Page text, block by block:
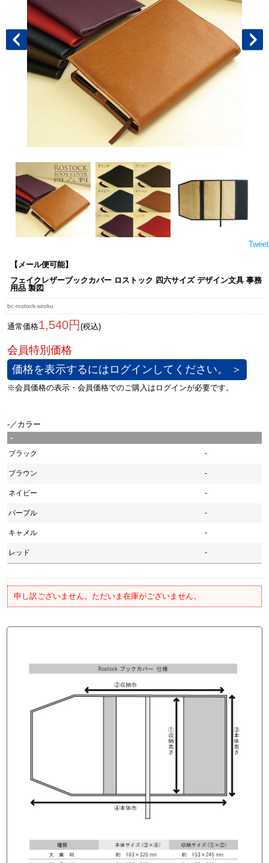
Tweet
【メール便可能】
フェイクレザーブックカバー ロストック 四六サイズ デザイン文具 事務
用品 製図
bc-rostock-siroku
通常価格1,540円 (税込)
価格を表示するにはログインしてください。 ＞
-／カラー
-
ブラック -
ブラウン -
ネイビー -
パープル -
キャメル -
レッド -
申し訳ございません。ただいま在庫がございません。